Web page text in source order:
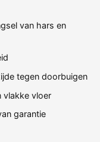
van hars en
tegen doorbuigen
vlakke vloer
garantie